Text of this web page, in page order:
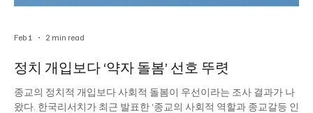
정치 개입보다 ‘약자 돌봄’ 선호 뚜렷
종교의 정치적 개입보다 사회적 돌봄이 우선이라는 조사 결과가 나
왔다. 한국리서치가 최근 발표한 ‘종교의 사회적 역할과 종교갈등 인
Feb 1 2 min read